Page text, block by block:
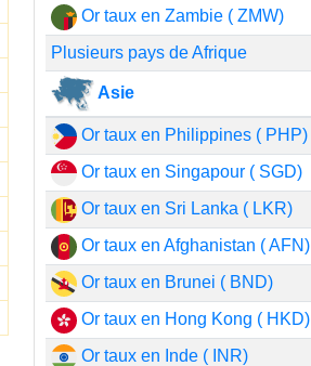
Or taux en Zambie ( ZMW)
Plusieurs pays de Afrique
Asie
Or taux en Philippines ( PHP)
Or taux en Singapour ( SGD)
Or taux en Sri Lanka ( LKR)
Or taux en Afghanistan ( AFN)
Or taux en Brunei ( BND)
Or taux en Hong Kong ( HKD)
Or taux en Inde ( INR)